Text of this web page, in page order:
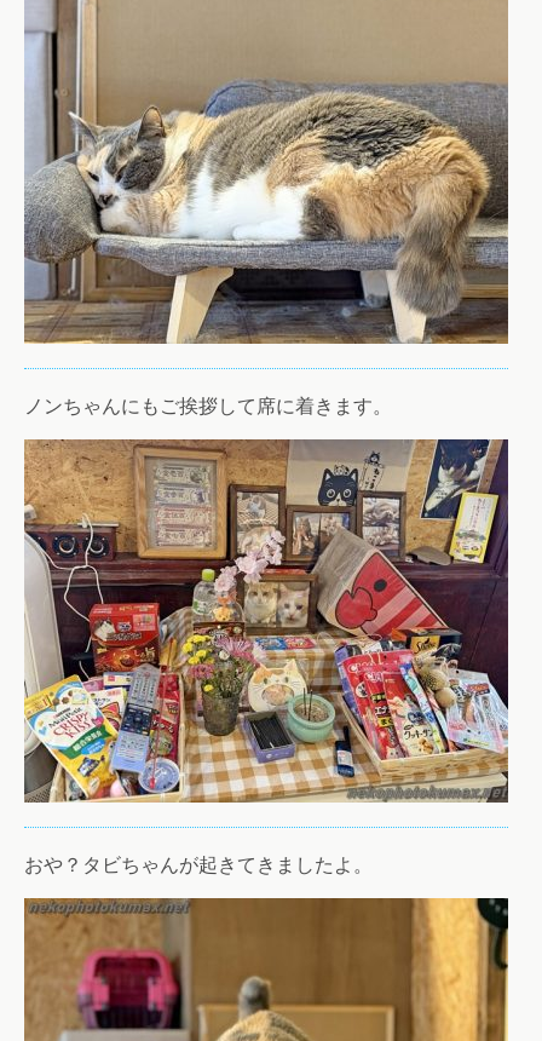
ノンちゃんにもご挨拶して席に着きます。
おや？タビちゃんが起きてきましたよ。